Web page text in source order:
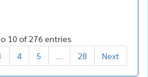
10 of 276 entries
4 5 28 Next